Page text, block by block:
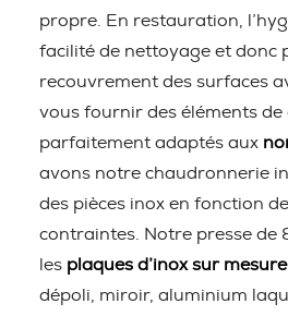
propre. En restauration,
facilité de nettoyage et donc
recouvrement des surfaces
vous fournir des éléments de
parfaitement adaptés aux
avons notre chaudronnerie
des pièces inox en fonction
contraintes. Notre presse de
les plaques d’inox sur mesure
dépoli, miroir, aluminium